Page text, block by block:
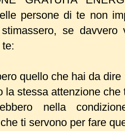
persone di te non
se davvero
quello che hai da dire
la stessa attenzione che
nella
ti servono per fare